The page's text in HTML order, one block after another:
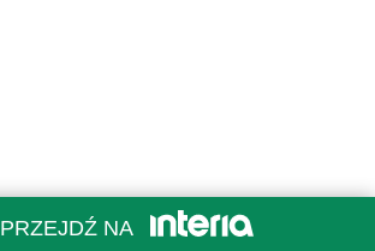
PRZEJDŹ NA